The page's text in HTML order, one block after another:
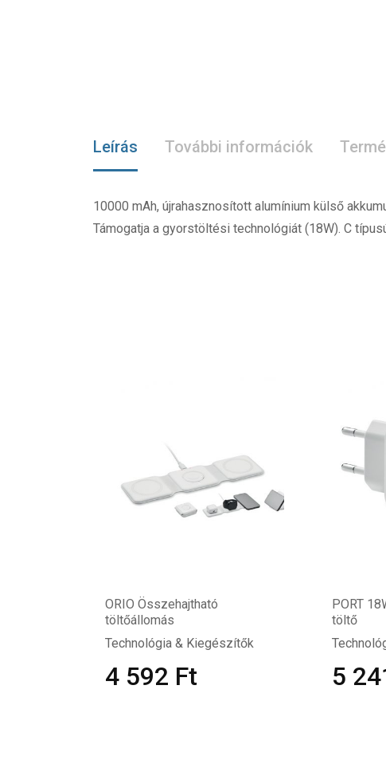
Leírás További információk
10000 mAh, újrahasznosított alumínium külső
Támogatja a gyorstöltési technológiát (18W). C
ORIO Összehajtható
töltőállomás
Technológia & Kiegészítők
4 592 Ft
PORT
töltő
5